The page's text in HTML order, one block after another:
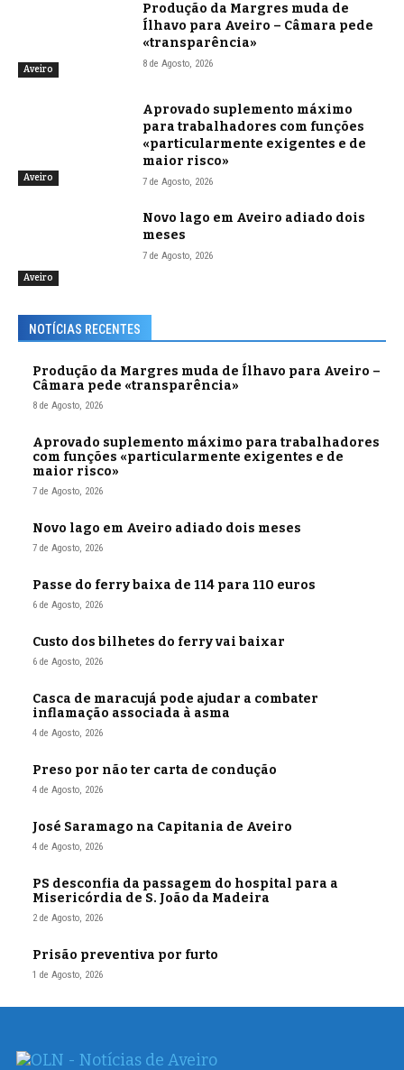
Aveiro
Produção da Margres muda de
Ílhavo para Aveiro – Câmara pede
«transparência»
8 de Agosto, 2026
Aveiro
Aprovado suplemento máximo
para trabalhadores com funções
«particularmente exigentes e de
maior risco»
7 de Agosto, 2026
Aveiro
Novo lago em Aveiro adiado dois
meses
7 de Agosto, 2026
NOTÍCIAS RECENTES
Produção da Margres muda de Ílhavo para Aveiro –
Câmara pede «transparência»
8 de Agosto, 2026
Aprovado suplemento máximo para trabalhadores
com funções «particularmente exigentes e de
maior risco»
7 de Agosto, 2026
Novo lago em Aveiro adiado dois meses
7 de Agosto, 2026
Passe do ferry baixa de 114 para 110 euros
6 de Agosto, 2026
Custo dos bilhetes do ferry vai baixar
6 de Agosto, 2026
Casca de maracujá pode ajudar a combater
inflamação associada à asma
4 de Agosto, 2026
Preso por não ter carta de condução
4 de Agosto, 2026
José Saramago na Capitania de Aveiro
4 de Agosto, 2026
PS desconfia da passagem do hospital para a
Misericórdia de S. João da Madeira
2 de Agosto, 2026
Prisão preventiva por furto
1 de Agosto, 2026